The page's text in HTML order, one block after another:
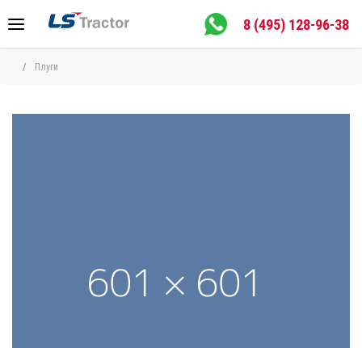
8 (495) 128-96-38
Плуги